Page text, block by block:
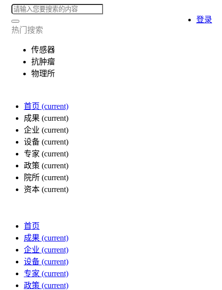
热门搜索
传感器
抗肿瘤
物理所
首页 (current)
成果 (current)
企业 (current)
设备 (current)
专家 (current)
政策 (current)
院所 (current)
资本 (current)
登录
首页
成果 (current)
企业 (current)
设备 (current)
专家 (current)
政策 (current)